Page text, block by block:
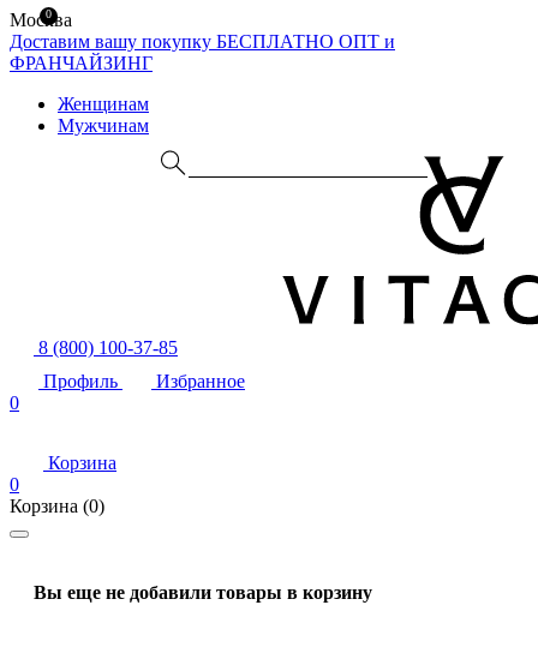
Москва
Доставим вашу покупку БЕСПЛАТНО ОПТ и
ФРАНЧАЙЗИНГ
Женщинам
Мужчинам
8 (800) 100-37-85
Профиль
Избранное
0
Корзина
0
Корзина (0)
Вы еще не добавили товары в корзину
0